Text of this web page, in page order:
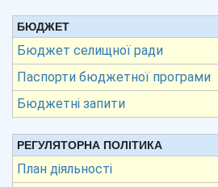
БЮДЖЕТ
Бюджет селищної ради
Паспорти бюджетної програми
Бюджетні запити
РЕГУЛЯТОРНА ПОЛІТИКА
План діяльності